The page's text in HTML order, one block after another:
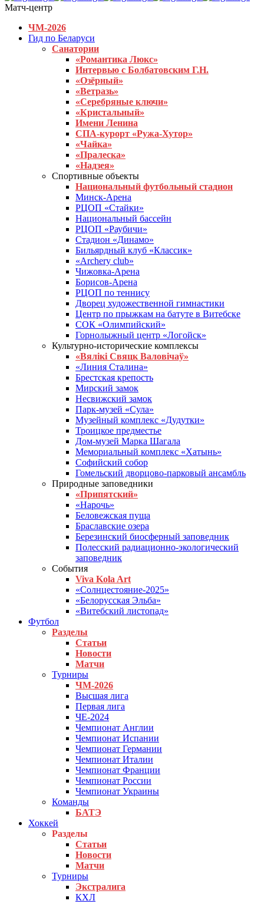
Матч-центр
ЧМ-2026
Гид по Беларуси
Санатории
«Романтика Люкс»
Интервью с Болбатовским Г.Н.
«Озёрный»
«Ветразь»
«Серебряные ключи»
«Кристальный»
Имени Ленина
СПА-курорт «Ружа-Хутор»
«Чайка»
«Пралеска»
«Надзея»
Спортивные объекты
Национальный футбольный стадион
Минск-Арена
РЦОП «Стайки»
Национальный бассейн
РЦОП «Раубичи»
Стадион «Динамо»
Бильярдный клуб «Классик»
«Archery club»
Чижовка-Арена
Борисов-Арена
РЦОП по теннису
Дворец художественной гимнастики
Центр по прыжкам на батуте в Витебске
СОК «Олимпийский»
Горнолыжный центр «Логойск»
Культурно-исторические комплексы
«Вялікі Свяцк Валовічаў»
«Линия Сталина»
Брестская крепость
Мирский замок
Несвижский замок
Парк-музей «Сула»
Музейный комплекс «Дудутки»
Троицкое предместье
Дом-музей Марка Шагала
Мемориальный комплекс «Хатынь»
Софийский собор
Гомельский дворцово-парковый ансамбль
Природные заповедники
«Припятский»
«Нарочь»
Беловежская пуща
Браславские озера
Березинский биосферный заповедник
Полесский радиационно-экологический
заповедник
События
Viva Kola Art
«Солнцестояние-2025»
«Белорусская Эльба»
«Витебский листопад»
Футбол
Разделы
Статьи
Новости
Матчи
Турниры
ЧМ-2026
Высшая лига
Первая лига
ЧЕ-2024
Чемпионат Англии
Чемпионат Испании
Чемпионат Германии
Чемпионат Италии
Чемпионат Франции
Чемпионат России
Чемпионат Украины
Команды
БАТЭ
Хоккей
Разделы
Статьи
Новости
Матчи
Турниры
Экстралига
КХЛ